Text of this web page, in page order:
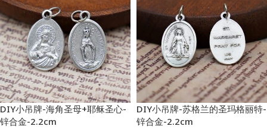
DIY小吊牌-海角圣母+耶稣圣心-
锌合金-2.2cm
DIY小吊牌-苏格兰的圣玛格丽特-
锌合金-2.2cm